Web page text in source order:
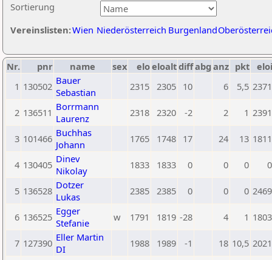
Sortierung
Vereinslisten:Wien Niederösterreich Burgenland
Nr. pnr name sex eloeloaltdiffabg anz pkt eloi
1 130502 Bauer
Sebastian
2315 2305 10 6 5,5 2371
2 136511 Borrmann
Laurenz
2318 2320 -2 2 1 2391
3 101466 Buchhas
Johann
1765 1748 17 24 13 1811
4 130405 Dinev
Nikolay
1833 1833 0 0 0 0
5 136528 Dotzer
Lukas
2385 2385 0 0 0 2469
6 136525 Egger
Stefanie
w 1791 1819 -28 4 1 1803
7 127390 Eller Martin
DI
1988 1989 -1 18 10,5 2021